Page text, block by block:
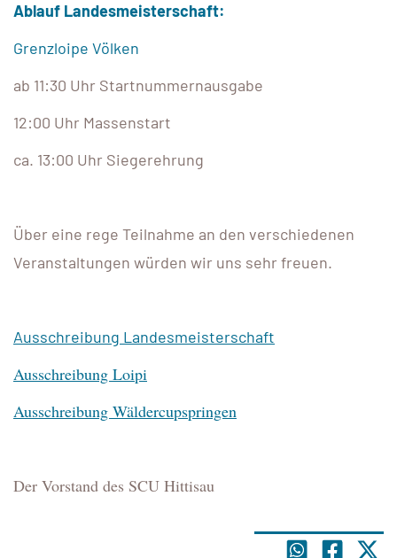
Ablauf Landesmeisterschaft:
Grenzloipe Völken
ab 11:30 Uhr Startnummernausgabe
12:00 Uhr Massenstart
ca. 13:00 Uhr Siegerehrung
Über eine rege Teilnahme an den verschiedenen
Veranstaltungen würden wir uns sehr freuen.
Ausschreibung Landesmeisterschaft
Ausschreibung Loipi
Ausschreibung Wäldercupspringen
Der Vorstand des SCU Hittisau